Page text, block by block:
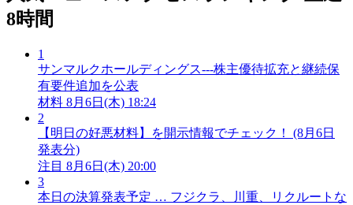
8時間
1
サンマルクホールディングス---株主優待拡充と継続保
有要件追加を公表
材料 8月6日(木) 18:24
2
【明日の好悪材料】を開示情報でチェック！ (8月6日
発表分)
注目 8月6日(木) 20:00
3
本日の決算発表予定 … フジクラ、川重、リクルートな